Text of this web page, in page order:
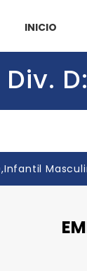
INICIO
Div.